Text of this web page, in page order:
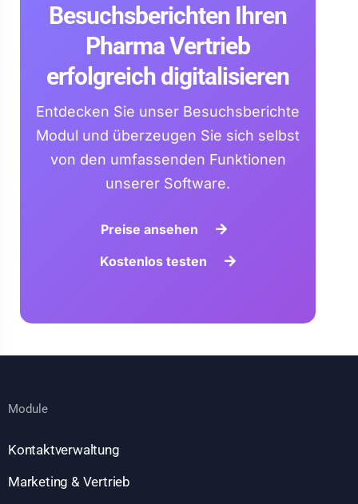
Besuchsberichten Ihren
Pharma Vertrieb
erfolgreich digitalisieren
Entdecken Sie unser Besuchsberichte
Modul und überzeugen Sie sich selbst
von den umfassenden Funktionen
unserer Software.
Preise ansehen
Kostenlos testen
Module
Kontaktverwaltung
Marketing & Vertrieb